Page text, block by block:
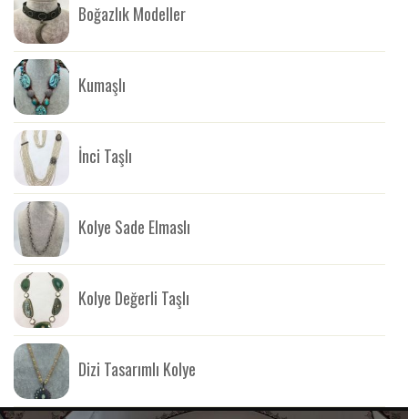
Boğazlık Modeller
Kumaşlı
İnci Taşlı
Kolye Sade Elmaslı
Kolye Değerli Taşlı
Dizi Tasarımlı Kolye